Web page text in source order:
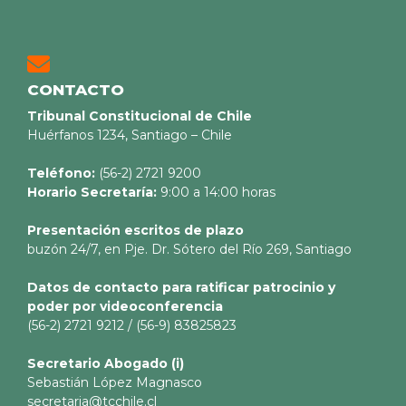
CONTACTO
Tribunal Constitucional de Chile
Huérfanos 1234, Santiago – Chile
Teléfono: (56-2) 2721 9200
Horario Secretaría: 9:00 a 14:00 horas
Presentación escritos de plazo
buzón 24/7, en Pje. Dr. Sótero del Río 269, Santiago
Datos de contacto para ratificar patrocinio y
poder por videoconferencia
(56-2) 2721 9212 / (56-9) 83825823
Secretario Abogado (i)
Sebastián López Magnasco
secretaria@tcchile.cl